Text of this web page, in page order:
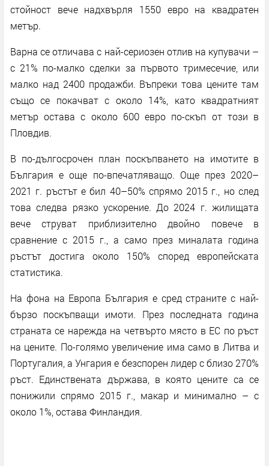
стойност вече надхвърля 1550 евро на квадратен
метър.
Варна се отличава с най-сериозен отлив на купувачи –
с 21% по-малко сделки за първото тримесечие, или
малко над 2400 продажби. Въпреки това цените там
също се покачват с около 14%, като квадратният
метър остава с около 600 евро по-скъп от този в
Пловдив.
В по-дългосрочен план поскъпването на имотите в
България е още по-впечатляващо. Още през 2020–
2021 г. ръстът е бил 40–50% спрямо 2015 г., но след
това следва рязко ускорение. До 2024 г. жилищата
вече струват приблизително двойно повече в
сравнение с 2015 г., а само през миналата година
ръстът достига около 150% според европейската
статистика.
На фона на Европа България е сред страните с най-
бързо поскъпващи имоти. През последната година
страната се нарежда на четвърто място в ЕС по ръст
на цените. По-голямо увеличение има само в Литва и
Португалия, а Унгария е безспорен лидер с близо 270%
ръст. Единствената държава, в която цените са се
понижили спрямо 2015 г., макар и минимално – с
около 1%, остава Финландия.